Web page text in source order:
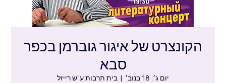
הקונצרט של איגור גוברמן בכפר
סבא
יום ג׳, 18 בנוב׳
  |
בית תרבות ע"ש רייזל